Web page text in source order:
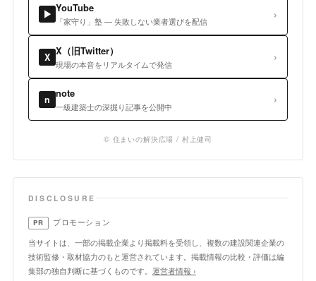
▶
YouTube
「家守り」塾 — 失敗しない業者選びを配信
›
X
X（旧Twitter）
現場の本音をリアルタイムで発信
›
n
note
一級建築士の深掘り記事を公開中
›
© 住まいの解決広場 / 村上健司
DISCLOSURE
PR
プロモーション
当サイトは、一部の掲載企業より掲載料を受領し、複数の建設関連企業の
技術監修・取材協力のもと運営されています。掲載情報の比較・評価は編
集部の独自判断に基づくものです。 運営者情報 ›